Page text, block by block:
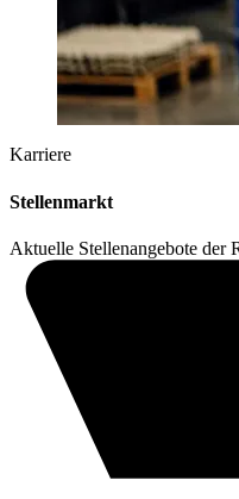
Karriere
Stellenmarkt
Aktuelle Stellenangebote der